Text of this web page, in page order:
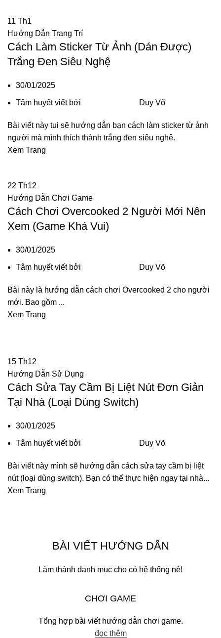
11 Th1
Hướng Dẫn Trang Trí
Cách Làm Sticker Từ Ảnh (Dán Được)
Trắng Đen Siêu Nghệ
30/01/2025
Tâm huyết viết bởi Duy Võ
Bài viết này tui sẽ hướng dẫn bạn cách làm sticker từ ảnh
người mà mình thích thành trắng đen siêu nghệ.
Xem Trang
22 Th12
Hướng Dẫn Chơi Game
Cách Chơi Overcooked 2 Người Mới Nên
Xem (Game Khá Vui)
30/01/2025
Tâm huyết viết bởi Duy Võ
Bài này là hướng dẫn cách chơi Overcooked 2 cho người
mới. Bao gồm ...
Xem Trang
15 Th12
Hướng Dẫn Sử Dụng
Cách Sửa Tay Cầm Bị Liệt Nút Đơn Giản
Tại Nhà (Loại Dùng Switch)
30/01/2025
Tâm huyết viết bởi Duy Võ
Bài viết này mình sẽ hướng dẫn cách sửa tay cầm bị liệt
nút (loại dùng switch). Bạn có thể thực hiện ngay tại nhà...
Xem Trang
BÀI VIẾT HƯỚNG DẪN
Làm thành danh mục cho có hệ thống nè!
CHƠI GAME
Tổng hợp bài viết hướng dẫn chơi game.
đọc thêm